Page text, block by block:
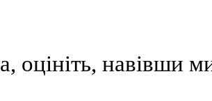
оцініть, навівши